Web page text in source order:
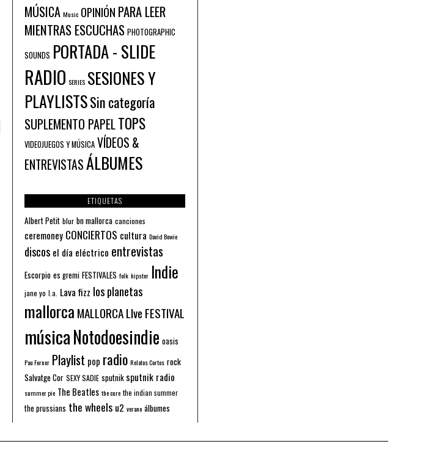
MÚSICA Music OPINIÓN PARA LEER
MIENTRAS ESCUCHAS PHOTOGRAPHIC
SOUNDS PORTADA - SLIDE
RADIO SERIES SESIONES Y
PLAYLISTSSin categoría
SUPLEMENTO PAPELTOPS
VIDEOJUEGOS Y MÚSICA VÍDEOS &
ENTREVISTASÁLBUMES
ETIQUETAS
Albert Petit blur bn mallorca canciones
ceremoney CONCIERTOS cultura David Bowie
discos el día eléctrico entrevistas
Escorpio es gremi FESTIVALES folk hipster Indie
jane yo l.a. Lava fizz los planetas
mallorca MALLORCA LIve FESTIVAL
músicaNotodoesindie oasis
Pau Forner Playlist pop radio Relatos Cortos rock
Salvatge Cor SEXY SADIE sputnik sputnik radio
summer pie The Beatles the cure the indian summer
the prussians the wheels u2 verano álbumes